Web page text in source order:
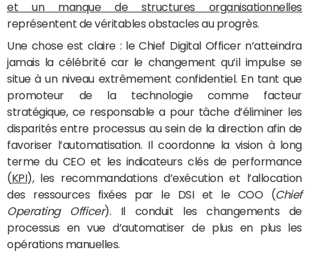
et un manque de structures organisationnelles
représentent de véritables obstacles au progrès.
Une chose est claire : le Chief Digital Officer n’atteindra
jamais la célébrité car le changement qu’il impulse se
situe à un niveau extrêmement confidentiel. En tant que
promoteur de la technologie comme facteur
stratégique, ce responsable a pour tâche d’éliminer les
disparités entre processus au sein de la direction afin de
favoriser l’automatisation. Il coordonne la vision à long
terme du CEO et les indicateurs clés de performance
(KPI), les recommandations d’exécution et l’allocation
des ressources fixées par le DSI et le COO (Chief
Operating Officer). Il conduit les changements de
processus en vue d’automatiser de plus en plus les
opérations manuelles.